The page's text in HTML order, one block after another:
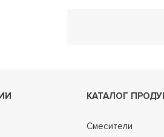
КАТАЛОГ
Смесители